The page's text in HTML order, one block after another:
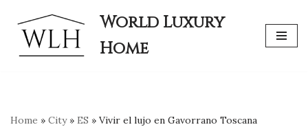
Skip
to
World Luxury
Home
Home » City» ES » Vivir el lujo en Gavorrano Toscana